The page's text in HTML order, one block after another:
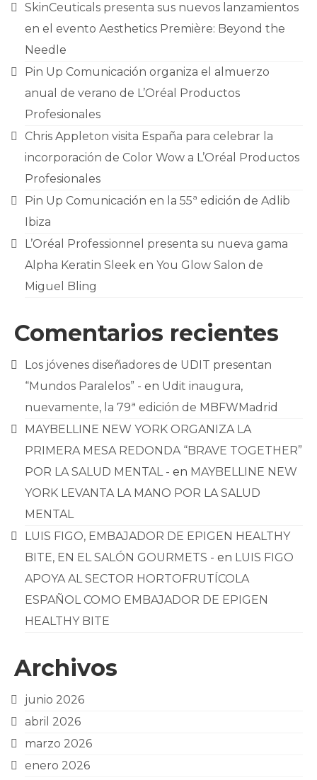
SkinCeuticals presenta sus nuevos lanzamientos
en el evento Aesthetics Première: Beyond the
Needle
Pin Up Comunicación organiza el almuerzo
anual de verano de L’Oréal Productos
Profesionales
Chris Appleton visita España para celebrar la
incorporación de Color Wow a L’Oréal Productos
Profesionales
Pin Up Comunicación en la 55ª edición de Adlib
Ibiza
L’Oréal Professionnel presenta su nueva gama
Alpha Keratin Sleek en You Glow Salon de
Miguel Bling
Comentarios recientes
Los jóvenes diseñadores de UDIT presentan
“Mundos Paralelos” - en Udit inaugura,
nuevamente, la 79ª edición de MBFWMadrid
MAYBELLINE NEW YORK ORGANIZA LA
PRIMERA MESA REDONDA “BRAVE TOGETHER”
POR LA SALUD MENTAL - en MAYBELLINE NEW
YORK LEVANTA LA MANO POR LA SALUD
MENTAL
LUIS FIGO, EMBAJADOR DE EPIGEN HEALTHY
BITE, EN EL SALÓN GOURMETS - en LUIS FIGO
APOYA AL SECTOR HORTOFRUTÍCOLA
ESPAÑOL COMO EMBAJADOR DE EPIGEN
HEALTHY BITE
Archivos
junio 2026
abril 2026
marzo 2026
enero 2026